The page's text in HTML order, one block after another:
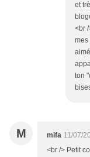
et
<br
mes
ton
M mifa 11/07/
<br /> Petit